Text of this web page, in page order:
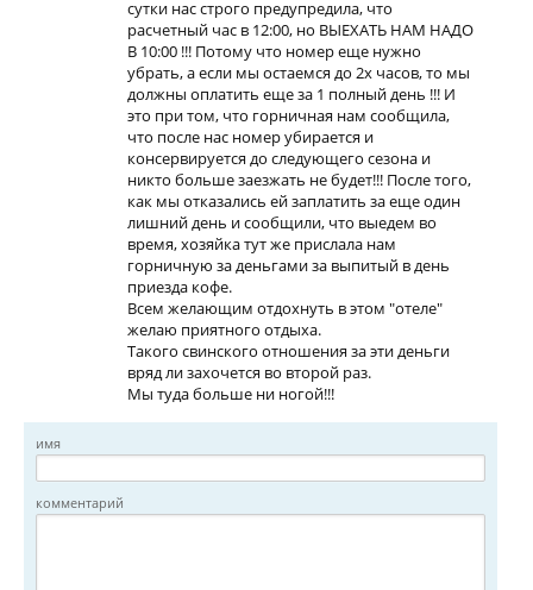
сутки нас строго предупредила, что
расчетный час в 12:00, но ВЫЕХАТЬ НАМ НАДО
В 10:00 !!! Потому что номер еще нужно
убрать, а если мы остаемся до 2х часов, то мы
должны оплатить еще за 1 полный день !!! И
это при том, что горничная нам сообщила,
что после нас номер убирается и
консервируется до следующего сезона и
никто больше заезжать не будет!!! После того,
как мы отказались ей заплатить за еще один
лишний день и сообщили, что выедем во
время, хозяйка тут же прислала нам
горничную за деньгами за выпитый в день
приезда кофе.
Всем желающим отдохнуть в этом "отеле"
желаю приятного отдыха.
Такого свинского отношения за эти деньги
вряд ли захочется во второй раз.
Мы туда больше ни ногой!!!
имя
комментарий